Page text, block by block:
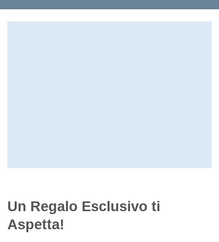
Un Regalo Esclusivo ti
Aspetta!